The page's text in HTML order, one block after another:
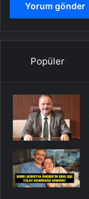
Popüler